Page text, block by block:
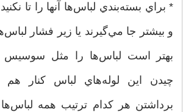
* براي بسته‌بندي لباس‌ها آنها را تا
و بيشتر جا مي‌گيرند يا زير فشار
بهتر است لباس‌ها را مثل سوسيس
چيدن اين لوله‌هاي لباس كنار
برداشتن هر كدام ترتيب همه